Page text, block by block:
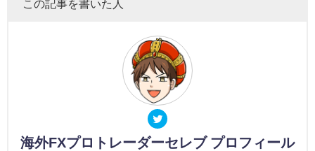
この記事を書いた人
海外FXプロトレーダーセレブ プロフィール